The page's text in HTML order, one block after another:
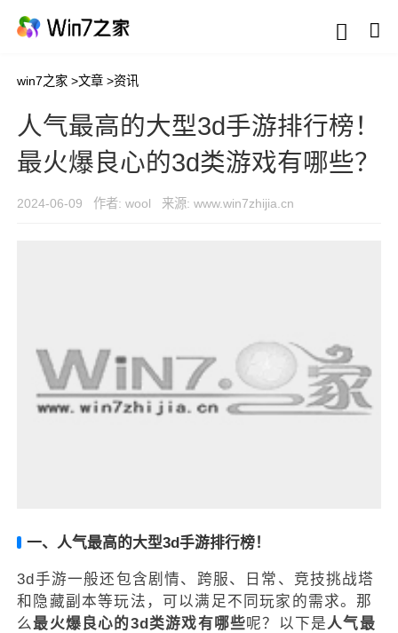
win7之家 >文章 >资讯
人气最高的大型3d手游排行榜！
最火爆良心的3d类游戏有哪些？
2024-06-09 作者: wool 来源: www.win7zhijia.cn
一、人气最高的大型3d手游排行榜！
3d手游一般还包含剧情、跨服、日常、竞技挑战塔
和隐藏副本等玩法，可以满足不同玩家的需求。那
么最火爆良心的3d类游戏有哪些呢？以下是人气最